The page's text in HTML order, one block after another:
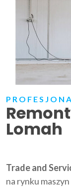
Lomah
Trade and
na rynku